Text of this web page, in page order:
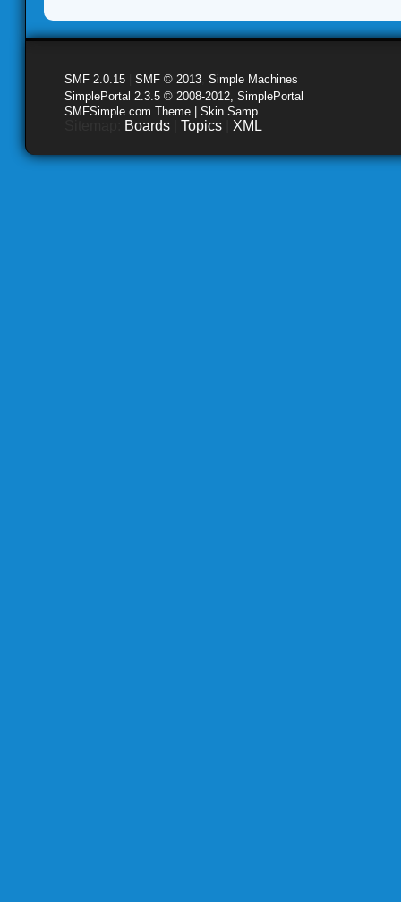
SMF 2.0.15 SMF © 2013 Simple Machines
SimplePortal 2.3.5 © 2008-2012, SimplePortal
SMFSimple.com Theme | Skin Samp
Boards Topics XML